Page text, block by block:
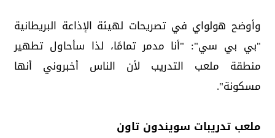
وأوضح هولواي في تصريحات لهيئة الإذاعة البريطانية
"بي بي سي": "أنا مدمر تمامًا، لذا سأحاول تطهير
منطقة ملعب التدريب لأن الناس أخبروني أنها
مسكونة".
ملعب تدريبات سويندون تاون